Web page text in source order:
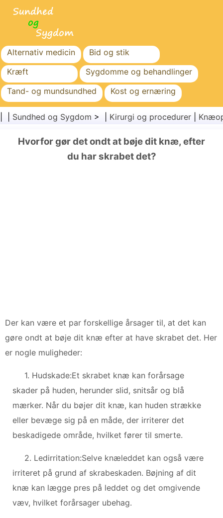
Alternativ medicin
Bid og stik
Kræft
Sygdomme og behandlinger
Tand- og mundsundhed
Kost og ernæring
Familiesundhed
Sundhedssektoren
Kirurgi og procedurer
Sundhed
Sundhed og Sygdom > | Kirurgi og procedurer
Hvorfor gør det ondt at bøje dit knæ, efter
du har skrabet det?
Der kan være et par forskellige årsager til, at det kan
gøre ondt at bøje dit knæ efter at have skrabet det. Her
er nogle muligheder:
1. Hudskade:Et skrabet knæ kan forårsage
skader på huden, herunder slid, snitsår og blå
mærker. Når du bøjer dit knæ, kan huden strække
eller bevæge sig på en måde, der irriterer det
beskadigede område, hvilket fører til smerte.
2. Ledirritation:Selve knæleddet kan også være
irriteret på grund af skrabeskaden. Bøjning af dit
knæ kan lægge pres på leddet og det omgivende
væv, hvilket forårsager ubehag.